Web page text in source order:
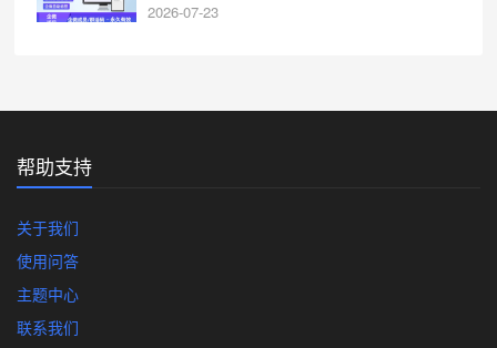
2026-07-23
帮助支持
关于我们
使用问答
主题中心
联系我们